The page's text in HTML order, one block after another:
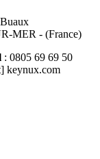
MER - (France)
: 0805 69 69 50
keynux.com